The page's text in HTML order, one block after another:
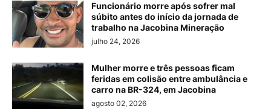
Funcionário morre após sofrer mal
súbito antes do início da jornada de
trabalho na Jacobina Mineração
julho 24, 2026
Mulher morre e três pessoas ficam
feridas em colisão entre ambulância e
carro na BR-324, em Jacobina
agosto 02, 2026